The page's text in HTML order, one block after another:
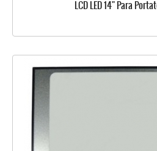
LCD LED 14" Para